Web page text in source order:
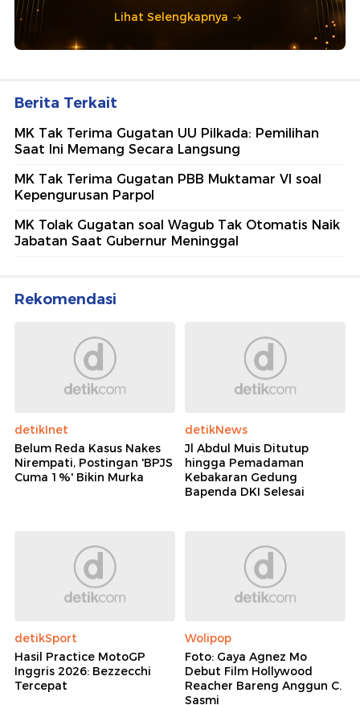
Lihat Selengkapnya
Berita Terkait
MK Tak Terima Gugatan UU Pilkada: Pemilihan
Saat Ini Memang Secara Langsung
MK Tak Terima Gugatan PBB Muktamar VI soal
Kepengurusan Parpol
MK Tolak Gugatan soal Wagub Tak Otomatis Naik
Jabatan Saat Gubernur Meninggal
Rekomendasi
detikInet
Belum Reda Kasus Nakes
Nirempati, Postingan 'BPJS
Cuma 1%' Bikin Murka
detikNews
Jl Abdul Muis Ditutup
hingga Pemadaman
Kebakaran Gedung
Bapenda DKI Selesai
detikSport
Hasil Practice MotoGP
Inggris 2026: Bezzecchi
Tercepat
Wolipop
Foto: Gaya Agnez Mo
Debut Film Hollywood
Reacher Bareng Anggun C.
Sasmi